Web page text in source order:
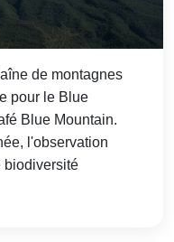
de montagnes
pour le Blue
Blue Mountain.
l'observation
biodiversité